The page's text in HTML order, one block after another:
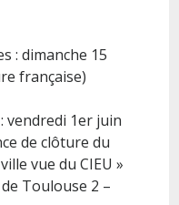
: dimanche 15
française)
vendredi 1er juin
de clôture du
vue du CIEU »
Toulouse 2 –